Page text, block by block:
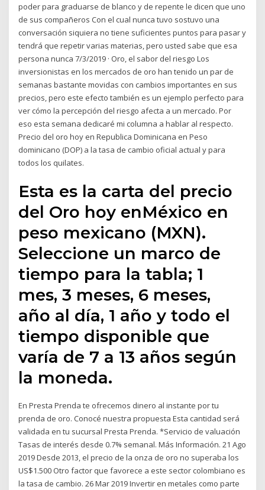
poder para graduarse de blanco y de repente le dicen que uno
de sus compañeros Con el cual nunca tuvo sostuvo una
conversación siquiera no tiene suficientes puntos para pasar y
tendrá que repetir varias materias, pero usted sabe que esa
persona nunca 7/3/2019 · Oro, el sabor del riesgo Los
inversionistas en los mercados de oro han tenido un par de
semanas bastante movidas con cambios importantes en sus
precios, pero este efecto también es un ejemplo perfecto para
ver cómo la percepción del riesgo afecta a un mercado. Por
eso esta semana dedicaré mi columna a hablar al respecto.
Precio del oro hoy en Republica Dominicana en Peso
dominicano (DOP) a la tasa de cambio oficial actual y para
todos los quilates.
Esta es la carta del precio
del Oro hoy enMéxico en
peso mexicano (MXN).
Seleccione un marco de
tiempo para la tabla; 1
mes, 3 meses, 6 meses,
año al día, 1 año y todo el
tiempo disponible que
varía de 7 a 13 años según
la moneda.
En Presta Prenda te ofrecemos dinero al instante por tu
prenda de oro. Conocé nuestra propuesta Esta cantidad será
validada en tu sucursal Presta Prenda. *Servicio de valuación
Tasas de interés desde 0.7% semanal. Más Información. 21 Ago
2019 Desde 2013, el precio de la onza de oro no superaba los
US$1.500 Otro factor que favorece a este sector colombiano es
la tasa de cambio. 26 Mar 2019 Invertir en metales como parte